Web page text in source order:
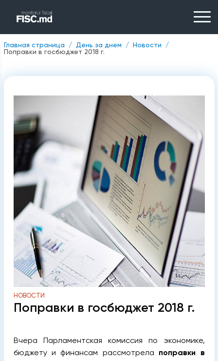
Главная страница День за днем
Новости
Поправки в госбюджет 2018 г.
НОВОСТИ
Поправки в госбюджет 2018 г.
Вчера Парламентская комиссия по экономике,
бюджету и финансам рассмотрела поправки в